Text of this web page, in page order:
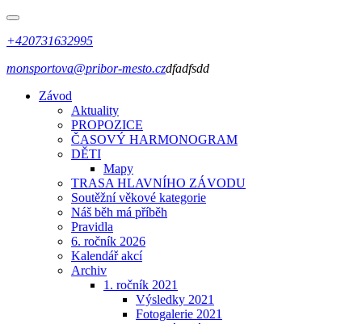
+420731632995
monsportova@pribor-mesto.czdfadfsdd
Závod
Aktuality
PROPOZICE
ČASOVÝ HARMONOGRAM
DĚTI
Mapy
TRASA HLAVNÍHO ZÁVODU
Soutěžní věkové kategorie
Náš běh má příběh
Pravidla
6. ročník 2026
Kalendář akcí
Archiv
1. ročník 2021
Výsledky 2021
Fotogalerie 2021